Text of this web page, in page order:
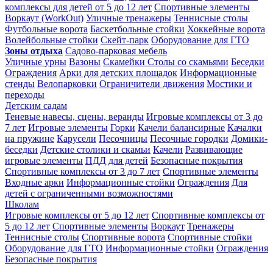
комплексы для детей от 5 до 12 лет Спортивные элементы
Воркаут (WorkOut) Уличные тренажеры Теннисные столы
Футбольные ворота Баскетбольные стойки Хоккейные ворота
Волейбольные стойки Скейт-парк Оборудование для ГТО
Зоны отдыха Садово-парковая мебель
Уличные урны Вазоны Скамейки Столы со скамьями Беседки
Ограждения Арки для детских площадок Информационные
стенды Велопарковки Ограничители движения Мостики и
переходы
Детским садам
Теневые навесы, сцены, веранды Игровые комплексы от 3 до
7 лет Игровые элементы Горки Качели балансирные Качалки
на пружине Карусели Песочницы Песочные городки Домики-
беседки Детские столики и скамьи Качели Развивающие
игровые элементы ПДД для детей Безопасные покрытия
Спортивные комплексы от 3 до 7 лет Спортивные элементы
Входные арки Информационные стойки Ограждения Для
детей с ограниченными возможностями
Школам
Игровые комплексы от 5 до 12 лет Спортивные комплексы от
5 до 12 лет Спортивные элементы Воркаут Тренажеры
Теннисные столы Спортивные ворота Спортивные стойки
Оборудование для ГТО Информационные стойки Ограждения
Безопасные покрытия